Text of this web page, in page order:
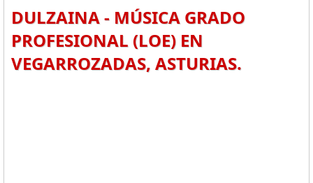
DULZAINA - MÚSICA GRADO
PROFESIONAL (LOE) EN
VEGARROZADAS, ASTURIAS.